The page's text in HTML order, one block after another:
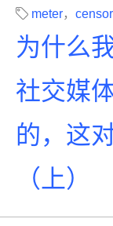
meter，
为什么
社交媒
的，这
（上）